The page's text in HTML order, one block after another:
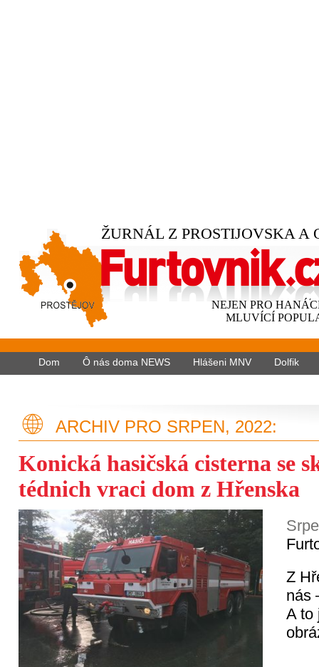
ŽURNÁL Z PROSTIJOVSKA
NEJEN PRO
MLUVÍCÍ
Dom Ô nás doma NEWS Hlášeni MNV Dolfik
ARCHIV PRO SRPEN, 2022:
Konická hasičská cisterna se
tédnich vraci dom z Hřenska
Z
nás
A to